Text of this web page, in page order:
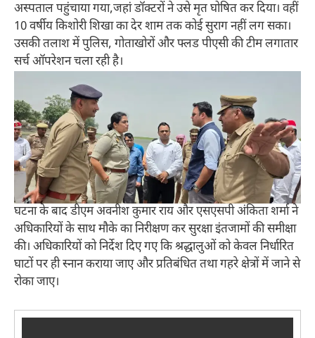
अस्पताल पहुंचाया गया,जहां डॉक्टरों ने उसे मृत घोषित कर दिया। वहीं
10 वर्षीय किशोरी शिखा का देर शाम तक कोई सुराग नहीं लग सका।
उसकी तलाश में पुलिस, गोताखोरों और फ्लड पीएसी की टीम लगातार
सर्च ऑपरेशन चला रही है।
घटना के बाद डीएम अवनीश कुमार राय और एसएसपी अंकिता शर्मा ने
अधिकारियों के साथ मौके का निरीक्षण कर सुरक्षा इंतजामों की समीक्षा
की। अधिकारियों को निर्देश दिए गए कि श्रद्धालुओं को केवल निर्धारित
घाटों पर ही स्नान कराया जाए और प्रतिबंधित तथा गहरे क्षेत्रों में जाने से
रोका जाए।